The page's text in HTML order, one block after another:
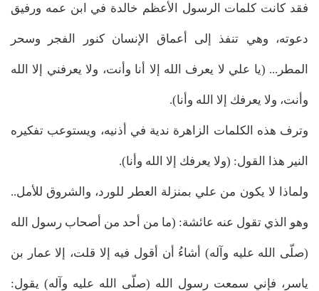
فقد كانت كلمات الرسول الأعظم خالدة في ابن عمه ورفيق
دعوته، وهي تنفذ إلى أعماق الإنسان كنور الفجر وسحر
المطر... (يا علي لا يعرف الله إلا أنا وأنت، ولا يعرفني إلا الله
وأنت، ولا يعرفك إلا الله وأنا).
وترف هذه الكلمات الزاهرة ندية في أذنيه، ويستوعب تفكيره
النير هذا القول: (ولا يعرفك إلا الله وأنا).
ولماذا لا يكون من علي بمنزلة العطر للورد، والشروق للأمل..
وهو الذي تقول عنه عائشة: (ما من أحد من أصحاب رسول الله
(صلّى الله عليه وآله) أشاءُ أن أقول فيه إلا قلت، إلا عمار بن
ياسر، فإني سمعت رسول الله (صلّى الله عليه وآله) يقول: